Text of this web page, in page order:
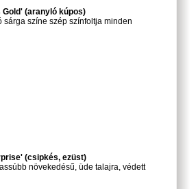
(aranyló kúpos)
sárga színe szép színfoltja minden
(csipkés, ezüst)
növekedésű, üde talajra, védett